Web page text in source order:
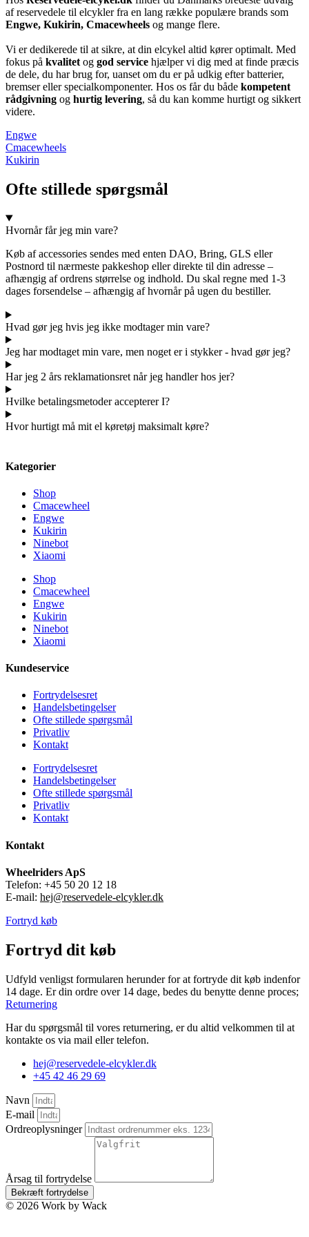
af reservedele til elcykler fra en lang række populære brands som
Engwe, Kukirin, Cmacewheels og mange flere.
Vi er dedikerede til at sikre, at din elcykel altid kører optimalt. Med
fokus på kvalitet og god service hjælper vi dig med at finde præcis
de dele, du har brug for, uanset om du er på udkig efter batterier,
bremser eller specialkomponenter. Hos os får du både kompetent
rådgivning og hurtig levering, så du kan komme hurtigt og sikkert
videre.
Engwe
Cmacewheels
Kukirin
Ofte stillede spørgsmål
Hvornår får jeg min vare?
Køb af accessories sendes med enten DAO, Bring, GLS eller
Postnord til nærmeste pakkeshop eller direkte til din adresse –
afhængig af ordrens størrelse og indhold. Du skal regne med 1-3
dages forsendelse – afhængig af hvornår på ugen du bestiller.
Hvad gør jeg hvis jeg ikke modtager min vare?
Jeg har modtaget min vare, men noget er i stykker - hvad gør jeg?
Har jeg 2 års reklamationsret når jeg handler hos jer?
Hvilke betalingsmetoder accepterer I?
Hvor hurtigt må mit el køretøj maksimalt køre?
Kategorier
Shop
Cmacewheel
Engwe
Kukirin
Ninebot
Xiaomi
Shop
Cmacewheel
Engwe
Kukirin
Ninebot
Xiaomi
Kundeservice
Fortrydelsesret
Handelsbetingelser
Ofte stillede spørgsmål
Privatliv
Kontakt
Fortrydelsesret
Handelsbetingelser
Ofte stillede spørgsmål
Privatliv
Kontakt
Kontakt
Wheelriders ApS
Telefon: +45 50 20 12 18
E-mail: hej@reservedele-elcykler.dk
Fortryd køb
Fortryd dit køb
Udfyld venligst formularen herunder for at fortryde dit køb indenfor
14 dage. Er din ordre over 14 dage, bedes du benytte denne proces;
Returnering
Har du spørgsmål til vores returnering, er du altid velkommen til at
kontakte os via mail eller telefon.
hej@reservedele-elcykler.dk
+45 42 46 29 69
Navn
E-mail
Ordreoplysninger
Årsag til fortrydelse
Bekræft fortrydelse
© 2026 Work by Wack